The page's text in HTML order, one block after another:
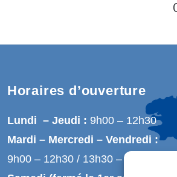
Horaires d’ouverture
Lundi – Jeudi : 9h00 – 12h30
Mardi – Mercredi – Vendredi :
9h00 – 12h30 / 13h30 – 17h00